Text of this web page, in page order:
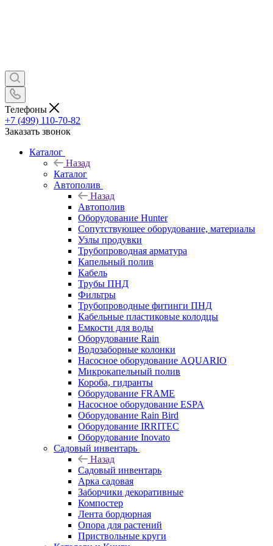
Телефоны
+7 (499) 110-70-82
Заказать звонок
Каталог
Назад
Каталог
Автополив
Назад
Автополив
Оборудование Hunter
Сопутствующее оборудование, материалы
Узлы продувки
Трубопроводная арматура
Капельный полив
Кабель
Трубы ПНД
Фильтры
Трубопроводные фитинги ПНД
Кабельные пластиковые колодцы
Емкости для воды
Оборудование Rain
Водозаборные колонки
Насосное оборудование AQUARIO
Микрокапельный полив
Короба, гидранты
Оборудование FRAME
Насосное оборудование ESPA
Оборудование Rain Bird
Оборудование IRRITEC
Оборудование Inovato
Садовый инвентарь
Назад
Садовый инвентарь
Арка садовая
Заборчики декоративные
Компостер
Лента бордюрная
Опора для растений
Приствольные круги